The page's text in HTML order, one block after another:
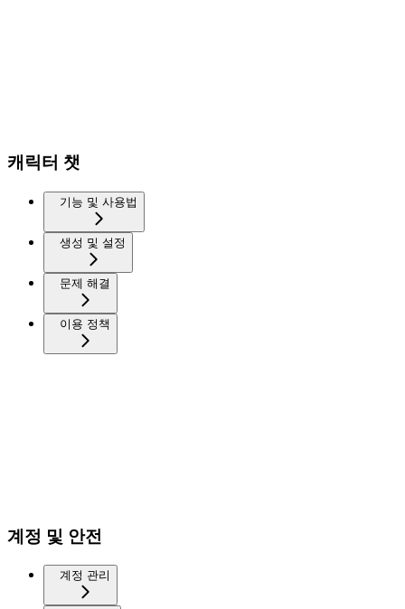
캐릭터 챗
기능 및 사용법
생성 및 설정
문제 해결
이용 정책
계정 및 안전
계정 관리